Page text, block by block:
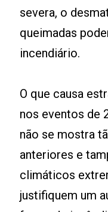
severa, o
queimadas
incendiário.
O que causa
nos eventos de
não se mostra
anteriores e
climáticos
justifiquem um